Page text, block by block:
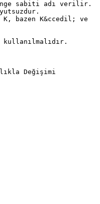
sabiti adı verilir.
K, bazen K&ccedil; ve
Değişimi